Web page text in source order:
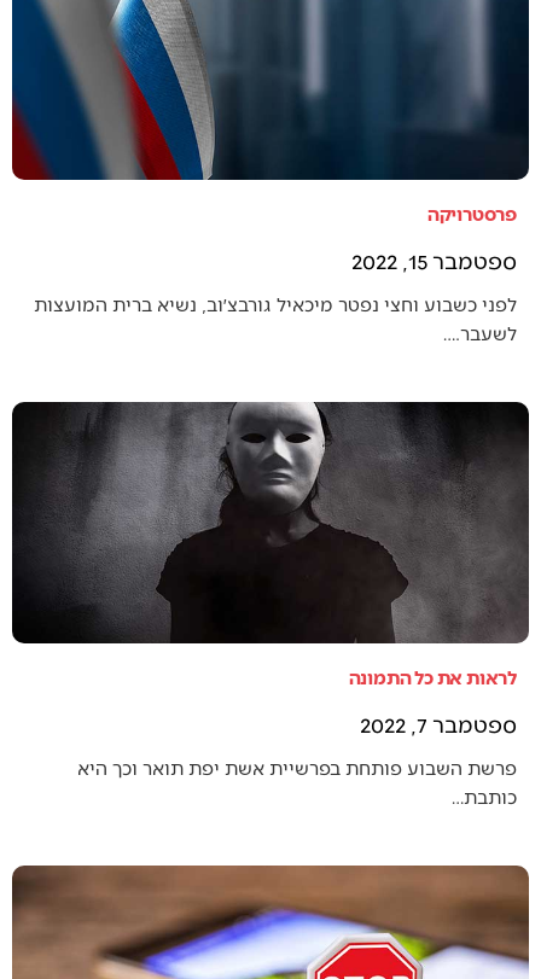
פרסטרויקה
ספטמבר 15, 2022
לפני כשבוע וחצי נפטר מיכאיל גורבצ׳וב, נשיא ברית המועצות
לשעבר.…
לראות את כל התמונה
ספטמבר 7, 2022
פרשת השבוע פותחת בפרשיית אשת יפת תואר וכך היא
כותבת…